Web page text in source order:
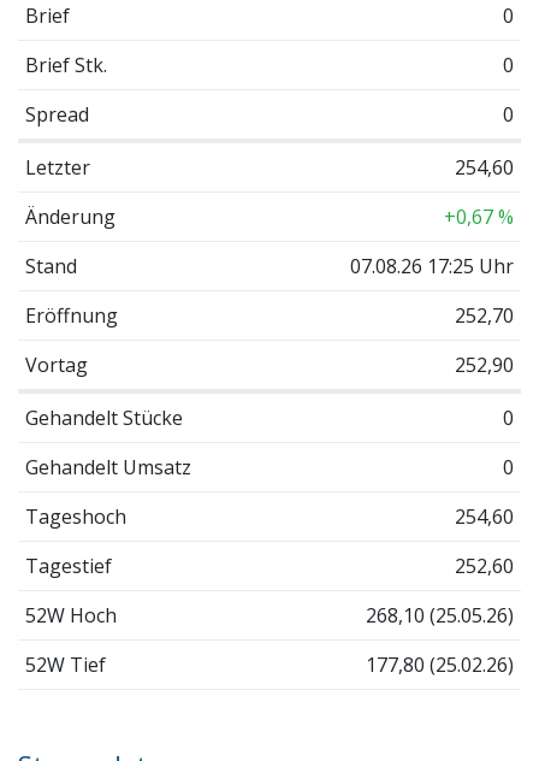
Brief
0
Brief Stk.
0
Spread
0
Letzter
254,60
Änderung
+0,67 %
Stand
07.08.26 17:25 Uhr
Eröffnung
252,70
Vortag
252,90
Gehandelt Stücke
0
Gehandelt Umsatz
0
Tageshoch
254,60
Tagestief
252,60
52W Hoch
268,10 (25.05.26)
52W Tief
177,80 (25.02.26)